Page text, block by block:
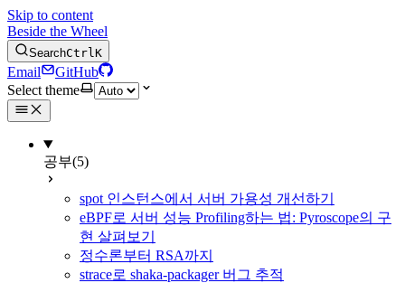
Skip to content
Beside the Wheel
SearchCtrlK
Email
GitHub
Select theme
공부(5)
spot 인스턴스에서 서버 가용성 개선하기
eBPF로 서버 성능 Profiling하는 법: Pyroscope의 구
현 살펴보기
정수론부터 RSA까지
strace로 shaka-packager 버그 추적